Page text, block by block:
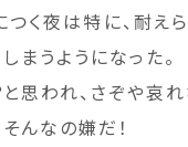
つく夜は特に、耐
まうようになった。
われ、さぞや哀れ
んなの嫌だ！